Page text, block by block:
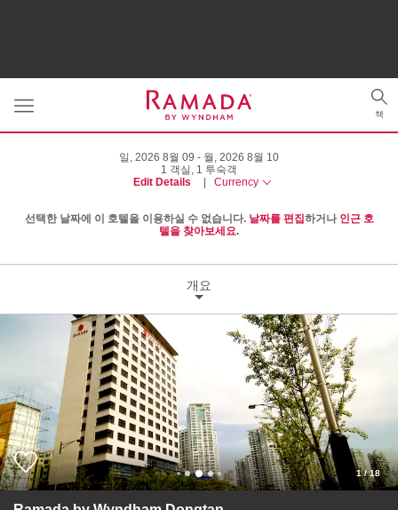
Toggle
navigation
책
일, 2026 8월 09
월, 2026 8월 10
1 객실 , 1 투숙객
Edit Details
Currency
선택한 날짜에 이 호텔을 이용하실 수 없습니다. 날짜를 편집하거나 인근 호
텔을 찾아보세요.
개요
1/18